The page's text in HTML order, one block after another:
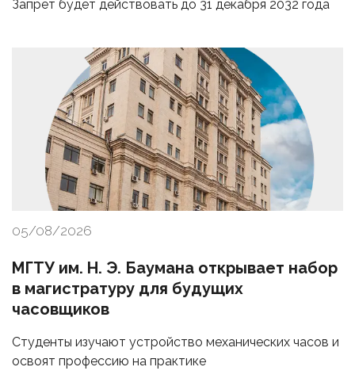
Запрет будет действовать до 31 декабря 2032 года
05/08/2026
МГТУ им. Н. Э. Баумана открывает набор
в магистратуру для будущих
часовщиков
Студенты изучают устройство механических часов и
освоят профессию на практике